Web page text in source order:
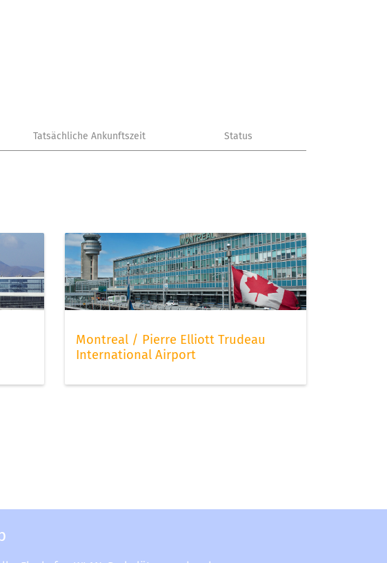
Tatsächliche Ankunftszeit Status
Montreal / Pierre Elliott Trudeau
International Airport